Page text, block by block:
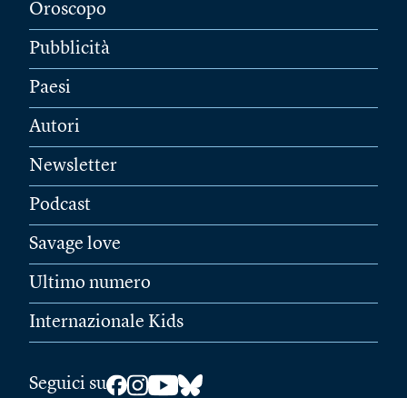
Oroscopo
Pubblicità
Paesi
Autori
Newsletter
Podcast
Savage love
Ultimo numero
Internazionale Kids
Seguici su